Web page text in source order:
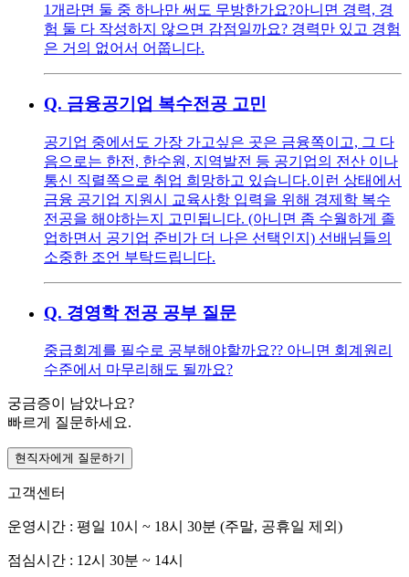
1개라면 둘 중 하나만 써도 무방한가요? ​ 아니면 경력, 경
험 둘 다 작성하지 않으면 감점일까요? 경력만 있고 경험
은 거의 없어서 어쭙니다.
Q. 금융공기업 복수전공 고민
공기업 중에서도 가장 가고싶은 곳은 금융쪽이고, 그 다
음으로는 한전, 한수원, 지역발전 등 공기업의 전산 이나
통신 직렬쪽으로 취업 희망하고 있습니다. ​ 이런 상태에서
금융 공기업 지원시 교육사항 입력을 위해 경제학 복수
전공을 해야하는지 고민됩니다. (아니면 좀 수월하게 졸
업하면서 공기업 준비가 더 나은 선택인지) 선배님들의
소중한 조언 부탁드립니다.
Q. 경영학 전공 공부 질문
중급회계를 필수로 공부해야할까요?? 아니면 회계원리
수준에서 마무리해도 될까요?
궁금증이 남았나요?
빠르게 질문하세요.
현직자에게 질문하기
고객센터
운영시간 : 평일 10시 ~ 18시 30분 (주말, 공휴일 제외)
점심시간 : 12시 30분 ~ 14시